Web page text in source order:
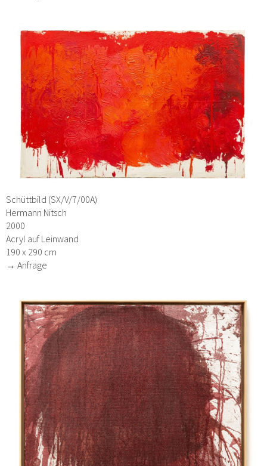
Schüttbild (SX/V/7/00A)
Hermann Nitsch
2000
Acryl auf Leinwand
190 x 290 cm
→ Anfrage